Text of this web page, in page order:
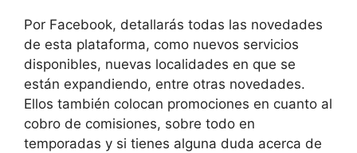
Por Facebook, detallarás todas las novedades
de esta plataforma, como nuevos servicios
disponibles, nuevas localidades en que se
están expandiendo, entre otras novedades.
Ellos también colocan promociones en cuanto al
cobro de comisiones, sobre todo en
temporadas y si tienes alguna duda acerca de